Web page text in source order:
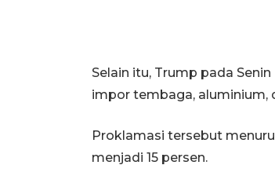
Selain itu, Trump pada
impor tembaga, aluminium,
Proklamasi tersebut
menjadi 15 persen.